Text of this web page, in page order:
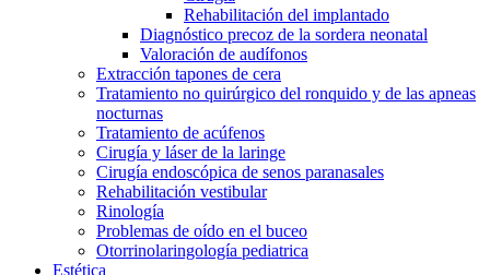
Rehabilitación del implantado
Diagnóstico precoz de la sordera neonatal
Valoración de audífonos
Extracción tapones de cera
Tratamiento no quirúrgico del ronquido y de las apneas
nocturnas
Tratamiento de acúfenos
Cirugía y láser de la laringe
Cirugía endoscópica de senos paranasales
Rehabilitación vestibular
Rinología
Problemas de oído en el buceo
Otorrinolaringología pediatrica
Estética